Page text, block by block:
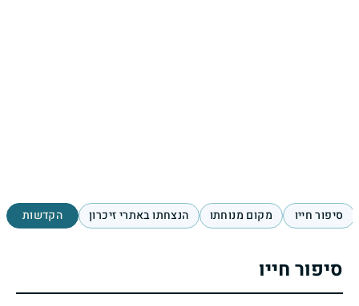
סיפור חייו מקום מנוחתו הנצחתו באתרי זיכרון הקדשות
סיפור חייו